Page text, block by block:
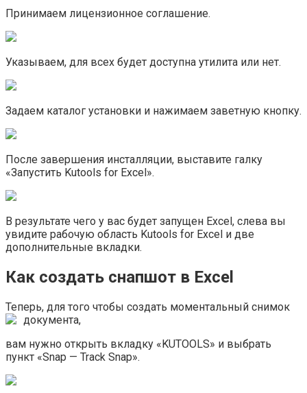
Принимаем лицензионное соглашение.
Указываем, для всех будет доступна утилита или нет.
Задаем каталог установки и нажимаем заветную кнопку.
После завершения инсталляции, выставите галку
«Запустить Kutools for Excel».
В результате чего у вас будет запущен Excel, слева вы
увидите рабочую область Kutools for Excel и две
дополнительные вкладки.
Как создать снапшот в Excel
Теперь, для того чтобы создать моментальный снимок
документа,
вам нужно открыть вкладку «KUTOOLS» и выбрать
пункт «Snap — Track Snap».